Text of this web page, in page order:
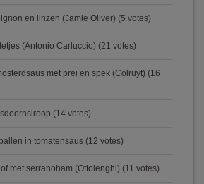
en linzen (Jamie Oliver) (5 votes)
(Antonio Carluccio) (21 votes)
met prei en spek (Colruyt) (16
(14 votes)
in tomatensaus (12 votes)
met serranoham (Ottolenghi) (11 votes)